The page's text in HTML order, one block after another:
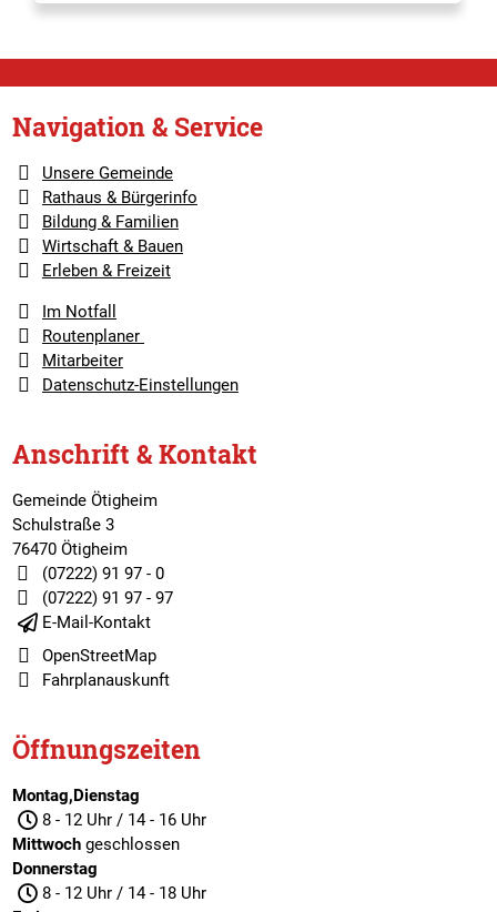
Navigation & Service
Unsere Gemeinde
Rathaus & Bürgerinfo
Bildung & Familien
Wirtschaft & Bauen
Erleben & Freizeit
Im Notfall
Routenplaner
Mitarbeiter
Datenschutz-Einstellungen
Anschrift & Kontakt
Gemeinde Ötigheim
Schulstraße 3
76470 Ötigheim
(07222) 91 97 - 0
(07222) 91 97 - 97
E-Mail-Kontakt
OpenStreetMap
Fahrplanauskunft
Öffnungszeiten
Montag,Dienstag
8 - 12 Uhr / 14 - 16 Uhr
Mittwochgeschlossen
Donnerstag
8 - 12 Uhr / 14 - 18 Uhr